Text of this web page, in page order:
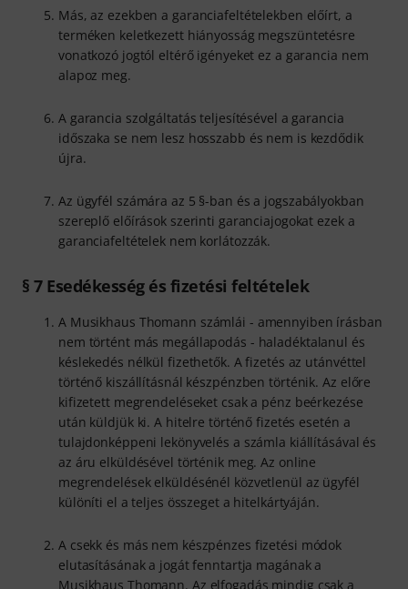
Más, az ezekben a garanciafeltételekben előírt, a
terméken keletkezett hiányosság megszüntetésre
vonatkozó jogtól eltérő igényeket ez a garancia nem
alapoz meg.
A garancia szolgáltatás teljesítésével a garancia
időszaka se nem lesz hosszabb és nem is kezdődik
újra.
Az ügyfél számára az 5 §-ban és a jogszabályokban
szereplő előírások szerinti garanciajogokat ezek a
garanciafeltételek nem korlátozzák.
§ 7 Esedékesség és fizetési feltételek
A Musikhaus Thomann számlái - amennyiben írásban
nem történt más megállapodás - haladéktalanul és
késlekedés nélkül fizethetők. A fizetés az utánvéttel
történő kiszállításnál készpénzben történik. Az előre
kifizetett megrendeléseket csak a pénz beérkezése
után küldjük ki. A hitelre történő fizetés esetén a
tulajdonképpeni lekönyvelés a számla kiállításával és
az áru elküldésével történik meg. Az online
megrendelések elküldésénél közvetlenül az ügyfél
különíti el a teljes összeget a hitelkártyáján.
A csekk és más nem készpénzes fizetési módok
elutasításának a jogát fenntartja magának a
Musikhaus Thomann. Az elfogadás mindig csak a